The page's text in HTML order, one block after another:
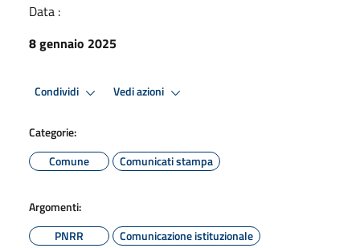
Data :
8 gennaio 2025
Condividi Vedi azioni
Categorie:
Comune
Comunicati stampa
Argomenti:
PNRR
Comunicazione istituzionale